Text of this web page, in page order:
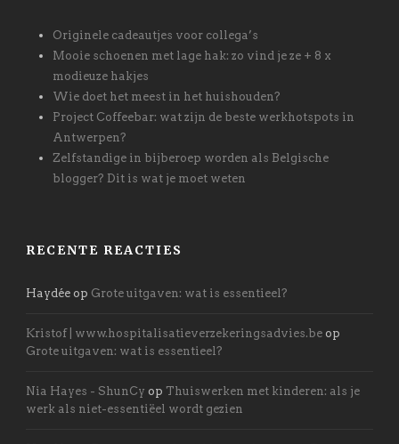
Originele cadeautjes voor collega’s
Mooie schoenen met lage hak: zo vind je ze + 8 x
modieuze hakjes
Wie doet het meest in het huishouden?
Project Coffeebar: wat zijn de beste werkhotspots in
Antwerpen?
Zelfstandige in bijberoep worden als Belgische
blogger? Dit is wat je moet weten
RECENTE REACTIES
Haydée op Grote uitgaven: wat is essentieel?
Kristof | www.hospitalisatieverzekeringsadvies.be op
Grote uitgaven: wat is essentieel?
Nia Hayes - ShunCy op Thuiswerken met kinderen: als je
werk als niet-essentiëel wordt gezien